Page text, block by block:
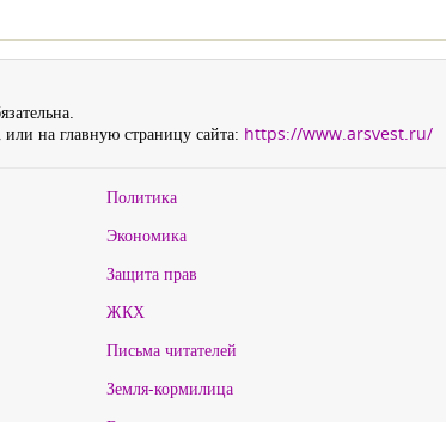
на главную страницу сайта: https://www.arsvest.ru/
Политика
Экономика
Защита прав
ЖКХ
Письма читателей
Земля-кормилица